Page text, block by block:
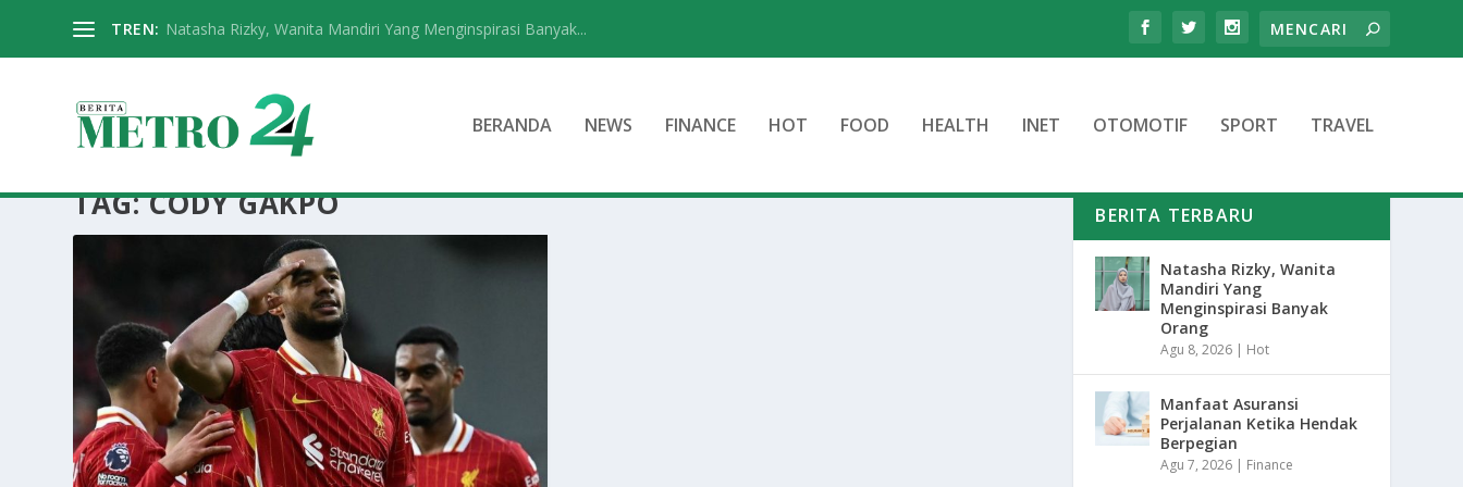
TREN: Natasha Rizky, Wanita Mandiri Yang Menginspirasi Banyak...
BERANDA NEWS FINANCE HOT FOOD HEALTH INET OTOMOTIF SPORT TRAVEL
TAG:CODY GAKPO BERITA TERBARU
Natasha Rizky, Wanita
Mandiri Yang
Menginspirasi Banyak
Orang
Agu 8, 2026 | Hot
Manfaat Asuransi
Perjalanan Ketika Hendak
Berpegian
Agu 7, 2026 | Finance